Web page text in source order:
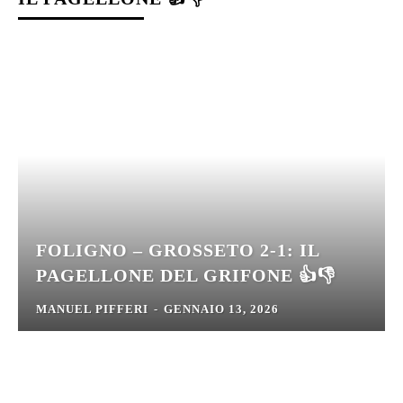
FOLIGNO – GROSSETO 2-1: IL
PAGELLONE DEL GRIFONE 👍👎
MANUEL PIFFERI - GENNAIO 13, 2026